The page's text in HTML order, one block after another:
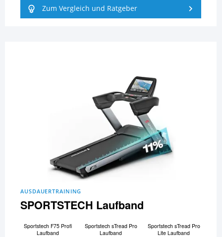
Zum Vergleich und Ratgeber
AUSDAUERTRAINING
SPORTSTECH Laufband
Sportstech F75 Profi
Laufband
Sportstech sTread Pro
Laufband
Sportstech sTread Pro
Lite Laufband